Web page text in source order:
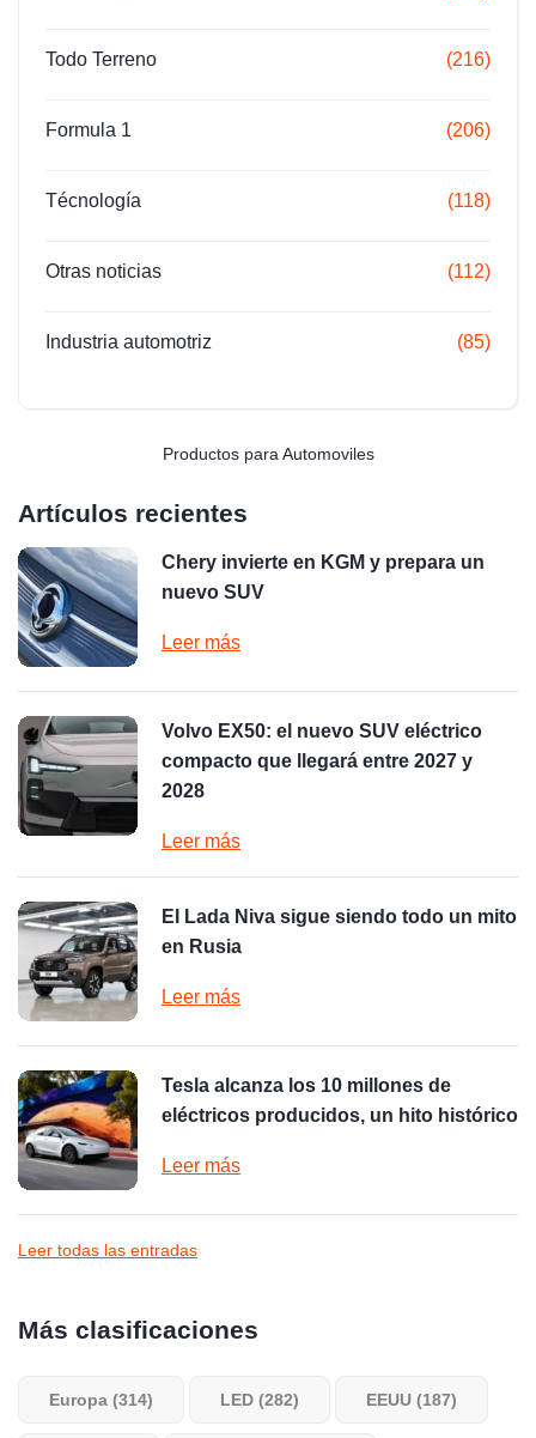
Todo Terreno (216)
Formula 1 (206)
Técnología (118)
Otras noticias (112)
Industria automotriz (85)
Productos para Automoviles
Artículos recientes
Chery invierte en KGM y prepara un
nuevo SUV
Leer más
Volvo EX50: el nuevo SUV eléctrico
compacto que llegará entre 2027 y
2028
Leer más
El Lada Niva sigue siendo todo un mito
en Rusia
Leer más
Tesla alcanza los 10 millones de
eléctricos producidos, un hito histórico
Leer más
Leer todas las entradas
Más clasificaciones
Europa (314) LED (282) EEUU (187)